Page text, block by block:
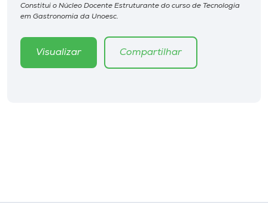
Biblioteca
Editora
Constitui o Núcleo Docente Estruturante do curso de Tecnologia
em Gastronomia da Unoesc.
Visualizar Compartilhar